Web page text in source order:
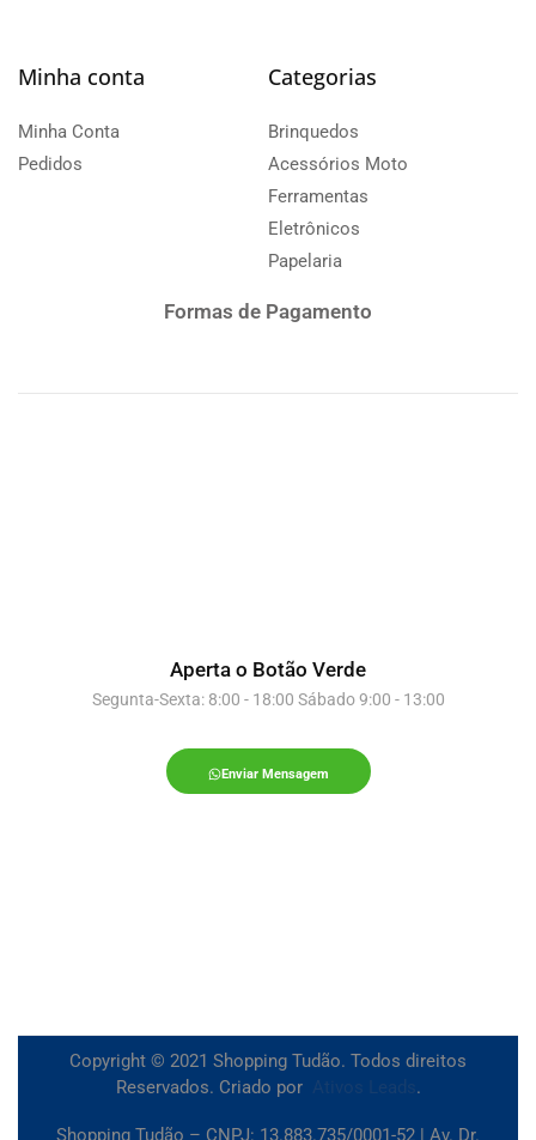
Minha conta
Minha Conta
Pedidos
Categorias
Brinquedos
Acessórios Moto
Ferramentas
Eletrônicos
Papelaria
Formas de Pagamento
Aperta o Botão Verde
Segunta-Sexta: 8:00 - 18:00 Sábado 9:00 - 13:00
Enviar Mensagem
Copyright © 2021 Shopping Tudão. Todos direitos
Reservados. Criado por
.
Shopping Tudão – CNPJ: 13.883.735/0001-52 | Av. Dr.